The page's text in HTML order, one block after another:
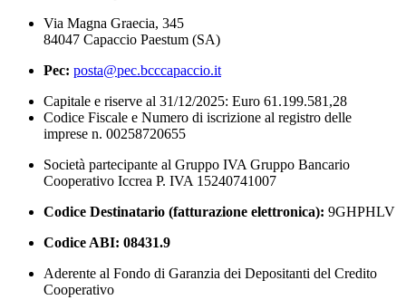
Via Magna Graecia, 345
84047 Capaccio Paestum (SA)
Pec: posta@pec.bcccapaccio.it
Capitale e riserve al 31/12/2025: Euro 61.199.581,28
Codice Fiscale e Numero di iscrizione al registro delle
imprese n. 00258720655
Società partecipante al Gruppo IVA Gruppo Bancario
Cooperativo Iccrea P. IVA 15240741007
Codice Destinatario (fatturazione elettronica): 9GHPHLV
Codice ABI: 08431.9
Aderente al Fondo di Garanzia dei Depositanti del Credito
Cooperativo